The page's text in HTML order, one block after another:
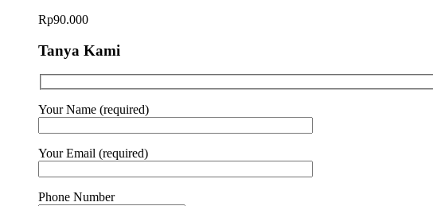
Rp90.000
Tanya Kami
Your Name (required)
Your Email (required)
Phone Number